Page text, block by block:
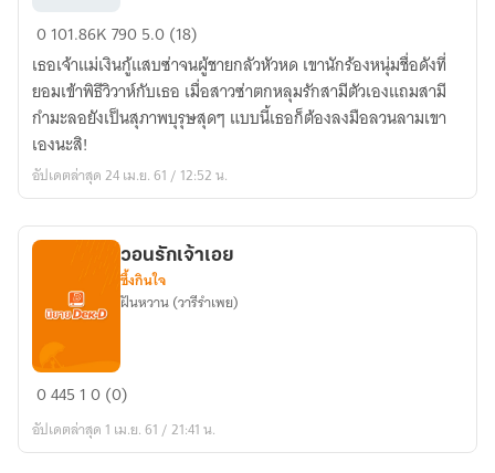
วุ่น
วิวาห์
กำมะลอ
0101.86K7905.0 (18)
เธอเจ้าแม่เงินกู้แสบซ่าจนผู้ชายกลัวหัวหด เขานักร้องหนุ่มชื่อดังที่
ยอมเข้าพิธีวิวาห์กับเธอ เมื่อสาวซ่าตกหลุมรักสามีตัวเองแถมสามี
กำมะลอยังเป็นสุภาพบุรุษสุดๆ แบบนี้เธอก็ต้องลงมือลวนลามเขา
เองนะสิ!
อัปเดตล่าสุด 24 เม.ย. 61 / 12:52 น.
วอน
เจ้า
วอนรักเจ้าเอย
ซึ้งกินใจ
ฝันหวาน (วารีรำเพย)
0445 10 (0)
อัปเดตล่าสุด 1 เม.ย. 61 / 21:41 น.